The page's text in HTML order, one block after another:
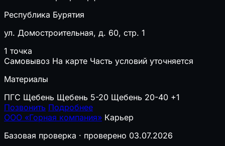
Республика Бурятия
ул. Домостроительная, д. 60, стр. 1
1 точка
Самовывоз На карте Часть условий уточняется
Материалы
ПГС Щебень Щебень 5-20 Щебень 20-40 +1
Позвонить Подробнее
ООО «Горная компания» Карьер
Базовая проверка · проверено 03.07.2026